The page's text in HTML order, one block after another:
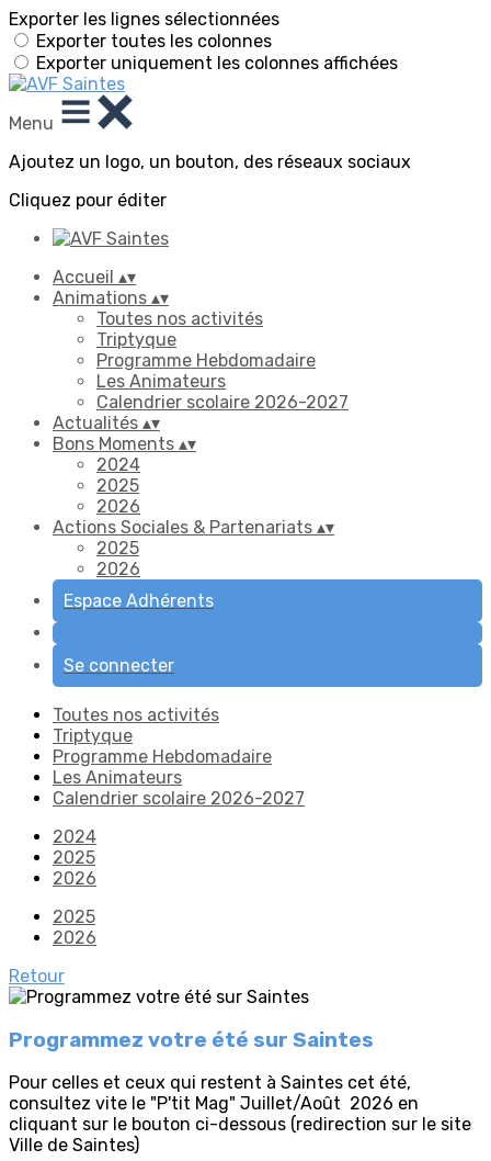
Exporter les lignes sélectionnées
Exporter toutes les colonnes
Exporter uniquement les colonnes affichées
Menu
Ajoutez un logo, un bouton, des réseaux sociaux
Cliquez pour éditer
Accueil ▴▾
Animations ▴▾
Toutes nos activités
Triptyque
Programme Hebdomadaire
Les Animateurs
Calendrier scolaire 2026-2027
Actualités ▴▾
Bons Moments ▴▾
2024
2025
2026
Actions Sociales & Partenariats ▴▾
2025
2026
Espace Adhérents
Se connecter
Toutes nos activités
Triptyque
Programme Hebdomadaire
Les Animateurs
Calendrier scolaire 2026-2027
2024
2025
2026
2025
2026
Retour
Programmez votre été sur Saintes
Pour celles et ceux qui restent à Saintes cet été,
consultez vite le "P'tit Mag" Juillet/Août 2026 en
cliquant sur le bouton ci-dessous (redirection sur le site
Ville de Saintes)